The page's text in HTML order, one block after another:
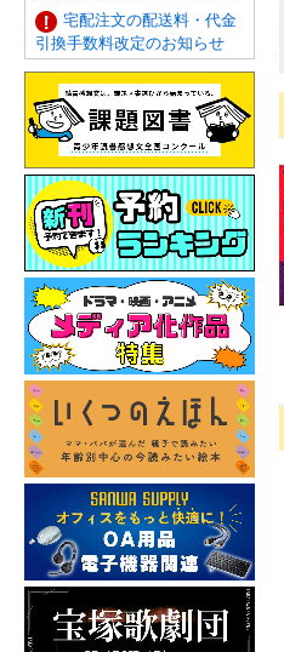
宅配注文の配送料・代金
引換手数料改定のお知らせ